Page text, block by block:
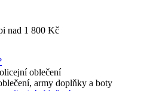
nad 1 800 Kč
oblečení
army doplňky a boty